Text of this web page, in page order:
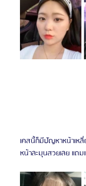
เคสนี้ก็มีปัญหาหน้าเห
หน้าละมุนสวยเลย แถ